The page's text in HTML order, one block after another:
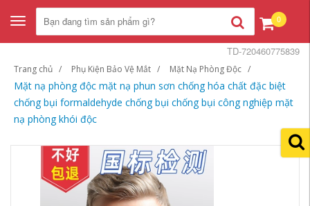
Toggle
navigation
0
Trang chủ Phụ Kiện Bảo Vệ Mắt Mặt Nạ Phòng Độc
Mặt nạ phòng độc mặt nạ phun sơn chống hóa chất đặc biệt
chống bụi formaldehyde chống bụi chống bụi công nghiệp mặt
nạ phòng khói độc
TD-720460775839